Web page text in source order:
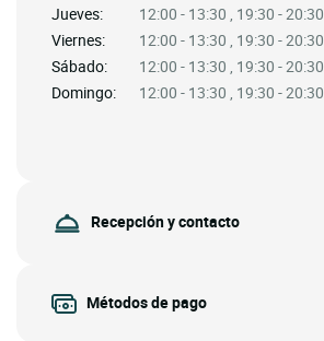
Jueves:
12:00 - 13:30 , 19:30 - 20:30
Viernes:
12:00 - 13:30 , 19:30 - 20:30
Sábado:
12:00 - 13:30 , 19:30 - 20:30
Domingo:
12:00 - 13:30 , 19:30 - 20:30
Recepción y contacto
Métodos de pago